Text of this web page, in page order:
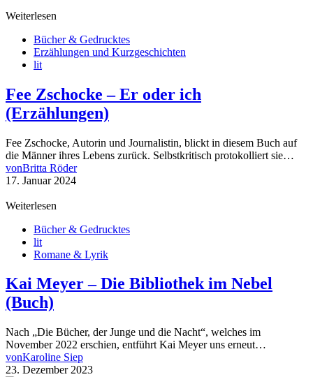
Weiterlesen
Bücher & Gedrucktes
Erzählungen und Kurzgeschichten
lit
Fee Zschocke – Er oder ich
(Erzählungen)
Fee Zschocke, Autorin und Journalistin, blickt in diesem Buch auf
die Männer ihres Lebens zurück. Selbstkritisch protokolliert sie…
vonBritta Röder
17. Januar 2024
Weiterlesen
Bücher & Gedrucktes
lit
Romane & Lyrik
Kai Meyer – Die Bibliothek im Nebel
(Buch)
Nach „Die Bücher, der Junge und die Nacht“, welches im
November 2022 erschien, entführt Kai Meyer uns erneut…
vonKaroline Siep
23. Dezember 2023